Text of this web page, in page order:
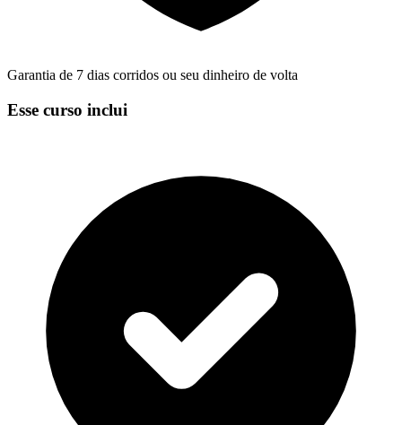
Garantia de 7 dias corridos ou seu dinheiro de volta
Esse curso inclui